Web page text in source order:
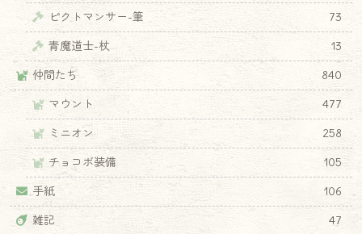
ピクトマンサー-筆
73
青魔道士-杖
13
仲間たち
840
マウント
477
ミニオン
258
チョコボ装備
105
手紙
106
雑記
47